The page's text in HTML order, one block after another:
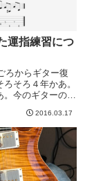
運指練習につ
ろからギター復
そろ４年かあ。
今のギターの実
した気がしていま
期との決定的な違
練習です。第一
きな曲、弾け...
2016.03.17